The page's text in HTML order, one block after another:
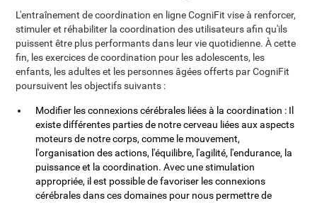
L'entraînement de coordination en ligne CogniFit vise à renforcer,
stimuler et réhabiliter la coordination des utilisateurs afin qu'ils
puissent être plus performants dans leur vie quotidienne. À cette
fin, les exercices de coordination pour les adolescents, les
enfants, les adultes et les personnes âgées offerts par CogniFit
poursuivent les objectifs suivants :
Modifier les connexions cérébrales liées à la coordination : Il
existe différentes parties de notre cerveau liées aux aspects
moteurs de notre corps, comme le mouvement,
l'organisation des actions, l'équilibre, l'agilité, l'endurance, la
puissance et la coordination. Avec une stimulation
appropriée, il est possible de favoriser les connexions
cérébrales dans ces domaines pour nous permettre de